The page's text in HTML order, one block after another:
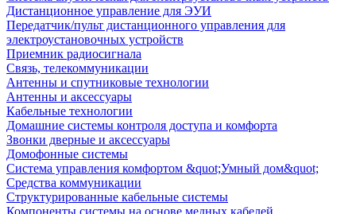
Дистанционное управление для ЭУИ
Передатчик/пульт дистанционного управления для
электроустановочных устройств
Приемник радиосигнала
Связь, телекоммуникации
Антенны и спутниковые технологии
Антенны и аксессуары
Кабельные технологии
Домашние системы контроля доступа и комфорта
Звонки дверные и аксессуары
Домофонные системы
Система управления комфортом &quot;Умный дом&quot;
Средства коммуникации
Структурированные кабельные системы
Компоненты системы на основе медных кабелей